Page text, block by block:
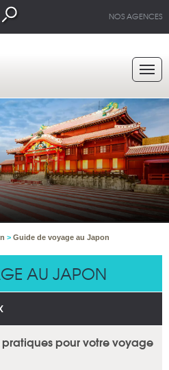
NOS AGENCES
> Guide de voyage au Japon
AU JAPON
pour votre voyage